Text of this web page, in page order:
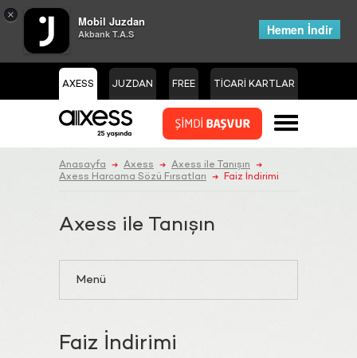
× Mobil Juzdan
Akbank T.A.S Hemen İndir
AXESS JUZDAN FREE TİCARİ KARTLAR
Anasayfa ➜ Axess ➜ Axess ile Tanışın ➜
Axess Harcama Sözü Fırsatları ➜ Faiz İndirimi
Axess ile Tanışın
Menü
Faiz İndirimi